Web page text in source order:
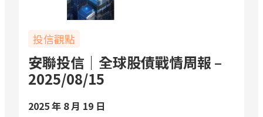
投信觀點
安聯投信｜全球股債戰情周報 –
2025/08/15
2025 年 8 月 19 日